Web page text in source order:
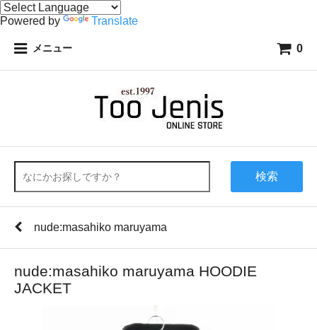
Powered by Translate
メニュー 0
検索
nude:masahiko maruyama
nude:masahiko maruyama HOODIE
JACKET